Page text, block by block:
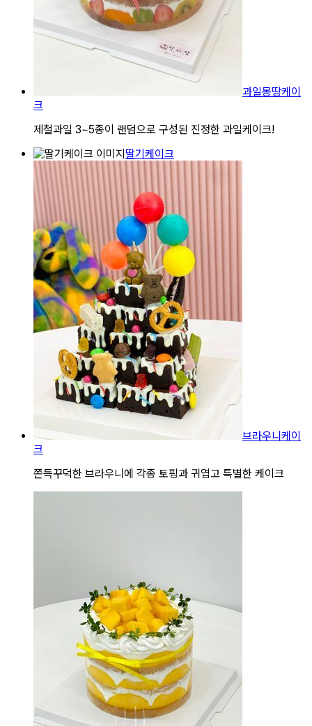
과일몽땅케이
크
제철과일 3~5종이 랜덤으로 구성된 진정한 과일케이크!
딸기케이크
브라우니케이
크
쫀득꾸덕한 브라우니에 각종 토핑과 귀엽고 특별한 케이크